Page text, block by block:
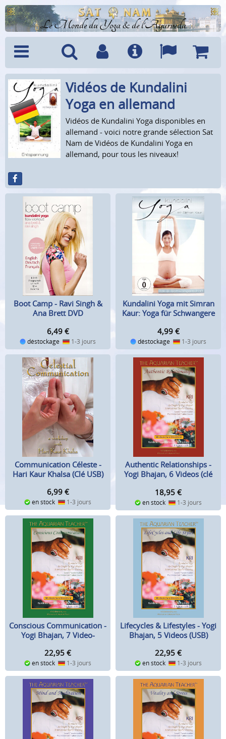
Le Monde du Yoga & de l'Ayurveda
Menu Recherche
CompteInfo LanguesPanier
Vidéos de Kundalini
Yoga en allemand
Vidéos de Kundalini Yoga disponibles en
allemand - voici notre grande sélection Sat
Nam de Vidéos de Kundalini Yoga en
allemand, pour tous les niveaux!
Boot Camp - Ravi Singh &
Ana Brett DVD
6,49 €
déstockage 1-3 jours
Kundalini Yoga mit Simran
Kaur: Yoga für Schwangere
4,99 €
déstockage 1-3 jours
Communication Céleste -
Hari Kaur Khalsa (Clé USB)
6,99 €
en stock 1-3 jours
Authentic Relationships -
Yogi Bhajan, 6 Videos (clé
18,95 €
en stock 1-3 jours
Conscious Communication -
Yogi Bhajan, 7 Video-
22,95 €
en stock 1-3 jours
Lifecycles & Lifestyles - Yogi
Bhajan, 5 Videos (USB)
22,95 €
en stock 1-3 jours